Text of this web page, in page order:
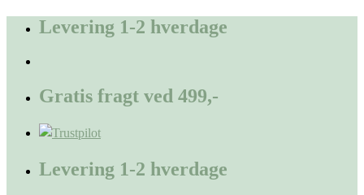
FortsætLevering 1-2 hverdage
Gratis fragt ved 499,-
Levering 1-2 hverdage